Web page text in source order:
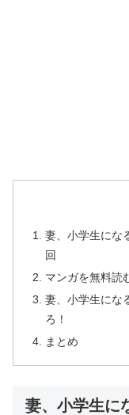
妻、小学生にな
回
マンガを無料読
妻、小学生にな
ろ！
まとめ
妻、小学生に